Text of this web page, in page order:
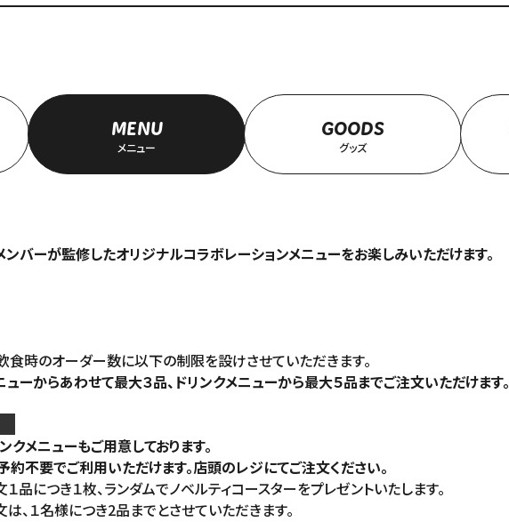
MENU
メニュー
GOODS
グッズ
バーが監修したオリジナルコラボレーションメニューをお楽しみいただけます。
時のオーダー数に以下の制限を設けさせていただきます。
ューからあわせて最大３品、ドリンクメニューから最大５品までご注文いただけます。
クメニューもご用意しております。
約不要でご利用いただけます。店頭のレジにてご注文ください。
品につき１枚、ランダムでノベルティコースターをプレゼントいたします。
は、１名様につき2品までとさせていただきます。